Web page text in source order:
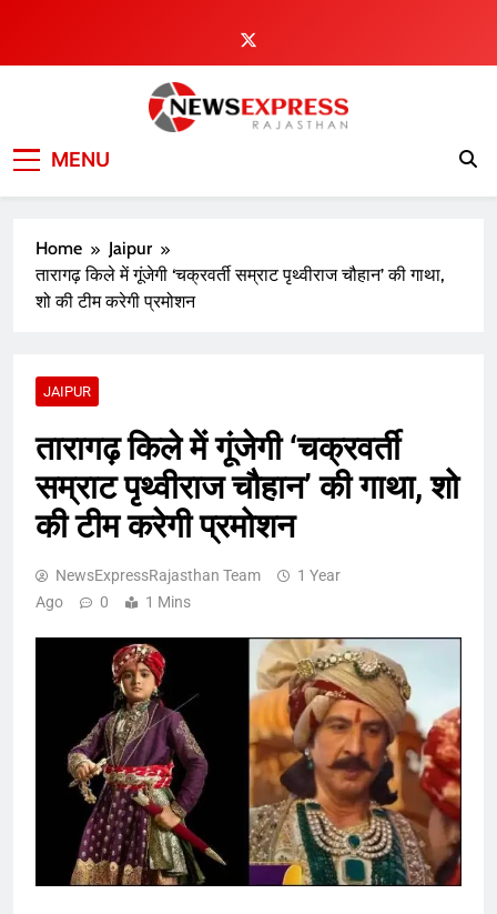
content
MENU
Home
Jaipur
तारागढ़ किले में गूंजेगी ‘चक्रवर्ती सम्राट पृथ्वीराज चौहान’ की गाथा,
शो की टीम करेगी प्रमोशन
JAIPUR
तारागढ़ किले में गूंजेगी ‘चक्रवर्ती
सम्राट पृथ्वीराज चौहान’ की गाथा, शो
की टीम करेगी प्रमोशन
NewsExpressRajasthan Team
1 Year
Ago
0 1 Mins